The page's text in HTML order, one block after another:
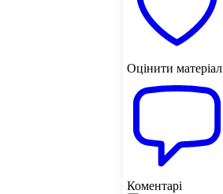
Оцінити матеріал
Коментарі